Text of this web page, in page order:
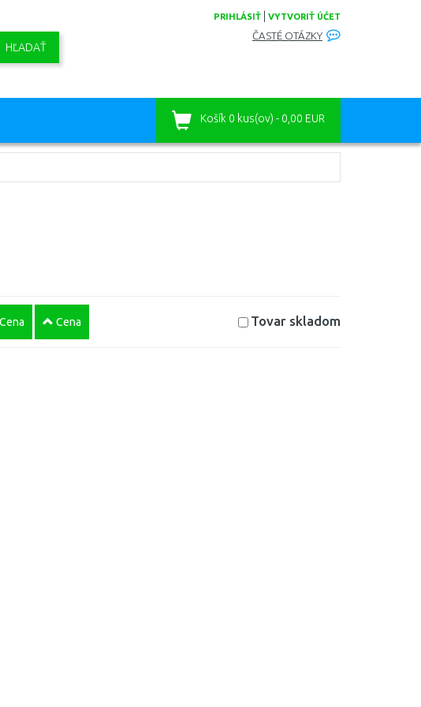
PRIHLÁSIŤ VYTVORIŤ ÚČET
ČASTÉ OTÁZKY
HĽADAŤ
Košík 0 kus(ov) - 0,00 EUR
Cena Cena Tovar skladom